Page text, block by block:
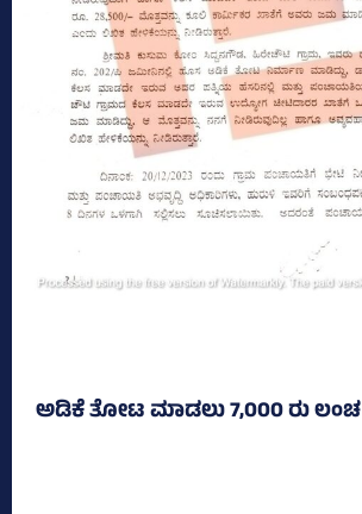
ಅಡಿಕೆ ತೋಟ ಮಾಡಲು 7,000 ರು ಲಂಚ